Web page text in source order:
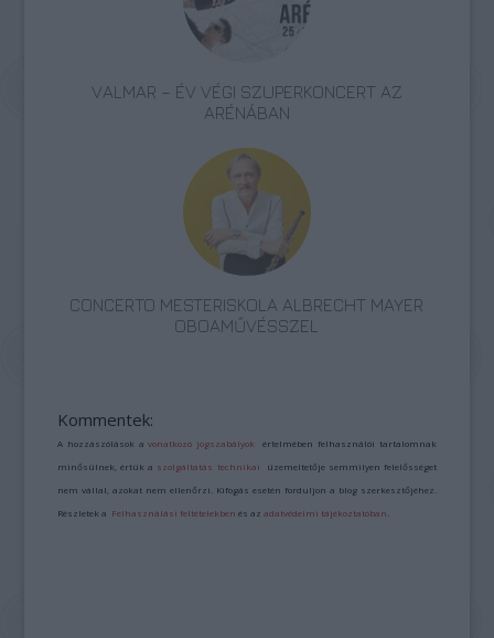
VALMAR – ÉV VÉGI SZUPERKONCERT AZ
ARÉNÁBAN
CONCERTO MESTERISKOLA ALBRECHT MAYER
OBOAMŰVÉSSZEL
Kommentek:
A hozzászólások avonatkozó jogszabályok értelmében felhasználói tartalomnak
minősülnek, értük a szolgáltatás technikai üzemeltetője semmilyen felelősséget
nem vállal, azokat nem ellenőrzi. Kifogás esetén forduljon a blog szerkesztőjéhez.
Részletek a Felhasználási feltételekben és azadatvédelmi tájékoztatóban